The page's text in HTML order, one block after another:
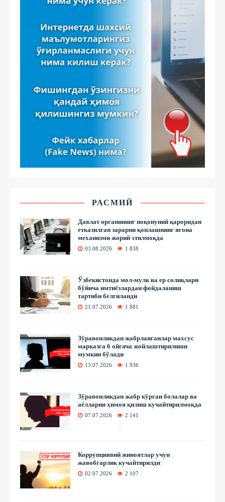
РАСМИЙ
Давлат органининг ноқонуний қароридан
етказилган зарарни қоплашнинг ягона
механизми жорий этилмоқда
03.08.2026 1 838
Ўзбекистонда мол-мулк ва ер солиқлари
бўйича имтиёзлардан фойдаланиш
тартиби белгиланди
21.07.2026 1 881
Зўравонликдан жабрланганлар махсус
марказга 6 ойгача жойлаштирилиши
мумкин бўлади
13.07.2026 1 936
Зўравонликдан жабр кўрган болалар ва
аёлларни ҳимоя қилиш кучайтирилмоқда
07.07.2026 2 141
Коррупциявий жиноятлар учун
жавобгарлик кучайтирилди
02.07.2026 2 107